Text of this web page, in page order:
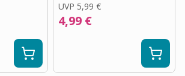
UVP 5,99 €
4,99 €